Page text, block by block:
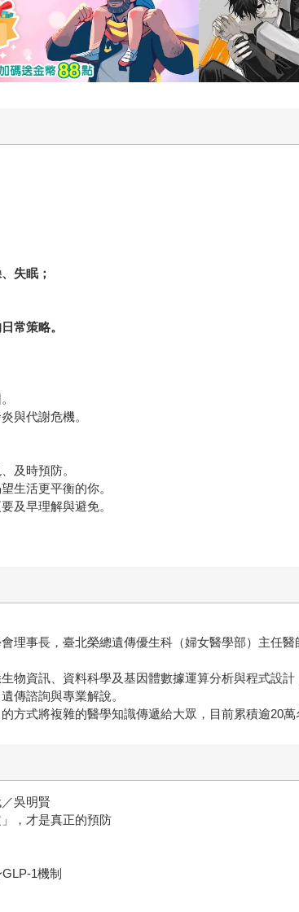
失眠；
常策略。
與代謝危機。
及時預防。
生活更平衡的你。
及早理解與避免。
理事長，臺北榮總遺傳優生科（婦女醫學部）主任
物資訊、資料科學及基因體數據運算分析與程式設
傳諮詢與專業解說。
方式將複雜的醫學知識傳遞給大眾，目前累積逾20萬
吳明賢
，才是真正的預防
1機制